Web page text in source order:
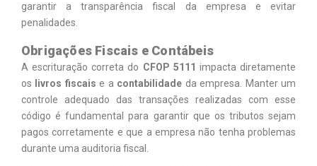
garantir a transparência fiscal da empresa e evitar
penalidades.
Obrigações Fiscais e Contábeis
A escrituração correta do CFOP 5111 impacta diretamente
os
livros fiscais e a contabilidade da empresa. Manter um
controle adequado das transações realizadas com esse
código é fundamental para garantir que os tributos sejam
pagos corretamente e que a empresa não tenha problemas
durante uma auditoria fiscal.